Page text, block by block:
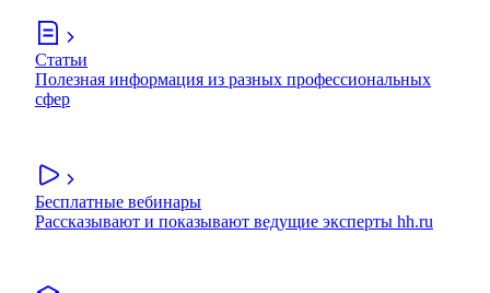
Статьи
Полезная информация из разных профессиональных
сфер
Бесплатные вебинары
Рассказывают и показывают ведущие эксперты hh.ru